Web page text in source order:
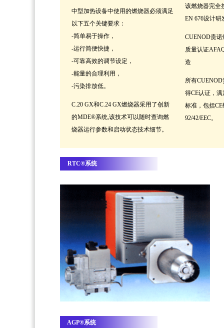
中型加热设备中使用的燃烧器必须满足
以下五个关键要求：
-简单易于操作，
-运行简便快捷，
-可靠高效的调节设定，
-能量的合理利用，
-污染排放低。
C.20 GX和C.24 GX燃烧器采用了创新
的MDE®系统,该技术可以随时查询燃
烧器运行参数和启动状态技术细节。
该燃烧器完全
EN 676设计研
CUENOD贵
质量认证
造
所有
得CE认证，
标准，包括
92/42/EEC。
RTC®系统
AGP®系统